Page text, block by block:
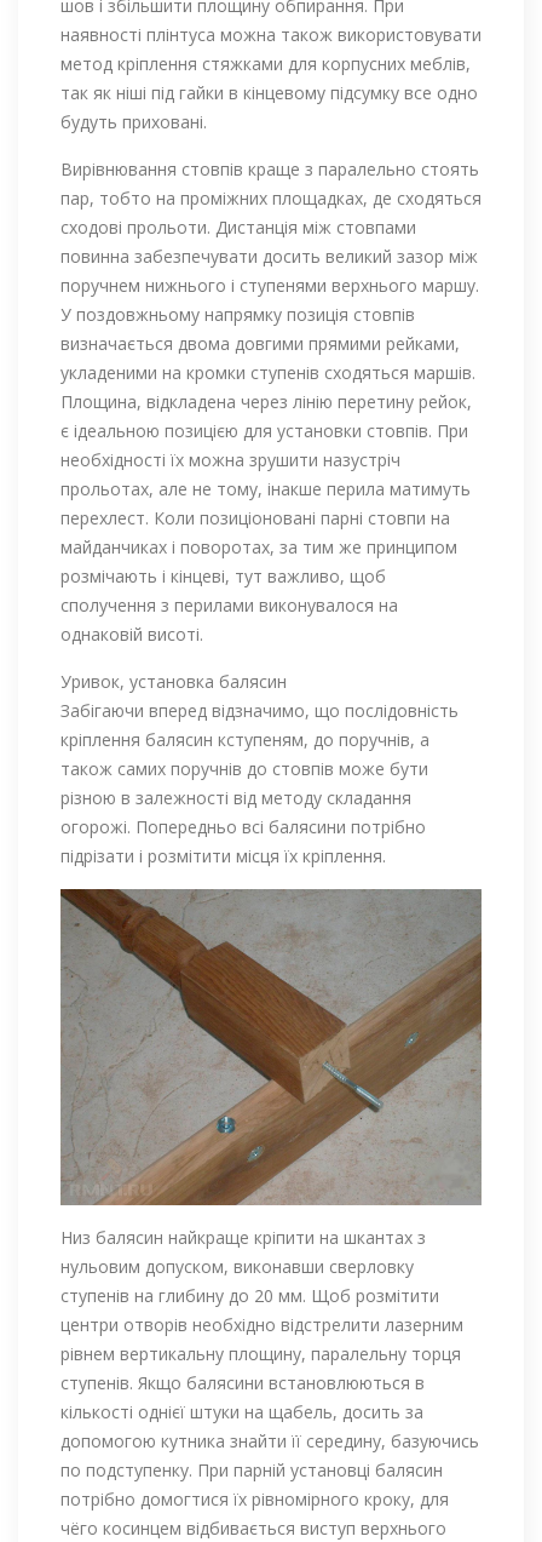
шов і збільшити площину обпирання. При
наявності плінтуса можна також використовувати
метод кріплення стяжками для корпусних меблів,
так як ніші під гайки в кінцевому підсумку все одно
будуть приховані.
Вирівнювання стовпів краще з паралельно стоять
пар, тобто на проміжних площадках, де сходяться
сходові прольоти. Дистанція між стовпами
повинна забезпечувати досить великий зазор між
поручнем нижнього і ступенями верхнього маршу.
У поздовжньому напрямку позиція стовпів
визначається двома довгими прямими рейками,
укладеними на кромки ступенів сходяться маршів.
Площина, відкладена через лінію перетину рейок,
є ідеальною позицією для установки стовпів. При
необхідності їх можна зрушити назустріч
прольотах, але не тому, інакше перила матимуть
перехлест. Коли позиціоновані парні стовпи на
майданчиках і поворотах, за тим же принципом
розмічають і кінцеві, тут важливо, щоб
сполучення з перилами виконувалося на
однаковій висоті.
Уривок, установка балясин
Забігаючи вперед відзначимо, що послідовність
кріплення балясин кступеням, до поручнів, а
також самих поручнів до стовпів може бути
різною в залежності від методу складання
огорожі. Попередньо всі балясини потрібно
підрізати і розмітити місця їх кріплення.
Низ балясин найкраще кріпити на шкантах з
нульовим допуском, виконавши сверловку
ступенів на глибину до 20 мм. Щоб розмітити
центри отворів необхідно відстрелити лазерним
рівнем вертикальну площину, паралельну торця
ступенів. Якщо балясини встановлюються в
кількості однієї штуки на щабель, досить за
допомогою кутника знайти її середину, базуючись
по подступенку. При парній установці балясин
потрібно домогтися їх рівномірного кроку, для
чёго косинцем відбивається виступ верхнього